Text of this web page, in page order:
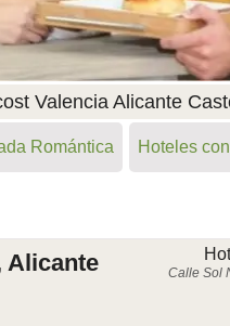
Valencia Alicante
Romántica Hoteles
Alicante
Calle Sol